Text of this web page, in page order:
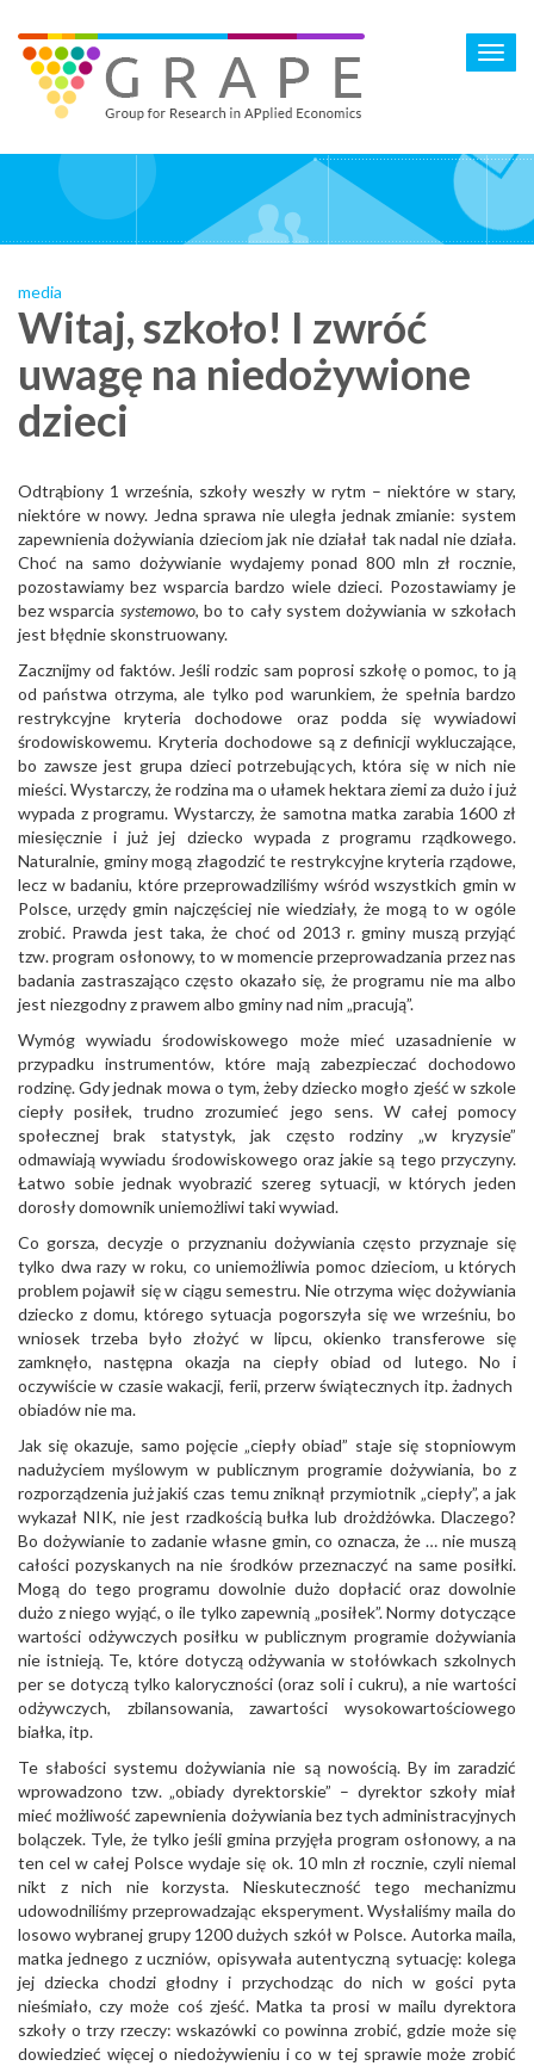
main
content
media
Witaj, szkoło! I zwróć
uwagę na niedożywione
dzieci
Odtrąbiony 1 września, szkoły weszły w rytm – niektóre w stary,
niektóre w nowy. Jedna sprawa nie uległa jednak zmianie: system
zapewnienia dożywiania dzieciom jak nie działał tak nadal nie działa.
Choć na samo dożywianie wydajemy ponad 800 mln zł rocznie,
pozostawiamy bez wsparcia bardzo wiele dzieci. Pozostawiamy je
bez wsparcia systemowo, bo to cały system dożywiania w szkołach
jest błędnie skonstruowany.
Zacznijmy od faktów. Jeśli rodzic sam poprosi szkołę o pomoc, to ją
od państwa otrzyma, ale tylko pod warunkiem, że spełnia bardzo
restrykcyjne kryteria dochodowe oraz podda się wywiadowi
środowiskowemu. Kryteria dochodowe są z definicji wykluczające,
bo zawsze jest grupa dzieci potrzebujących, która się w nich nie
mieści. Wystarczy, że rodzina ma o ułamek hektara ziemi za dużo i już
wypada z programu. Wystarczy, że samotna matka zarabia 1600 zł
miesięcznie i już jej dziecko wypada z programu rządkowego.
Naturalnie, gminy mogą złagodzić te restrykcyjne kryteria rządowe,
lecz w badaniu, które przeprowadziliśmy wśród wszystkich gmin w
Polsce, urzędy gmin najczęściej nie wiedziały, że mogą to w ogóle
zrobić. Prawda jest taka, że choć od 2013 r. gminy muszą przyjąć
tzw. program osłonowy, to w momencie przeprowadzania przez nas
badania zastraszająco często okazało się, że programu nie ma albo
jest niezgodny z prawem albo gminy nad nim „pracują”.
Wymóg wywiadu środowiskowego może mieć uzasadnienie w
przypadku instrumentów, które mają zabezpieczać dochodowo
rodzinę. Gdy jednak mowa o tym, żeby dziecko mogło zjeść w szkole
ciepły posiłek, trudno zrozumieć jego sens. W całej pomocy
społecznej brak statystyk, jak często rodziny „w kryzysie”
odmawiają wywiadu środowiskowego oraz jakie są tego przyczyny.
Łatwo sobie jednak wyobrazić szereg sytuacji, w których jeden
dorosły domownik uniemożliwi taki wywiad.
Co gorsza, decyzje o przyznaniu dożywiania często przyznaje się
tylko dwa razy w roku, co uniemożliwia pomoc dzieciom, u których
problem pojawił się w ciągu semestru. Nie otrzyma więc dożywiania
dziecko z domu, którego sytuacja pogorszyła się we wrześniu, bo
wniosek trzeba było złożyć w lipcu, okienko transferowe się
zamknęło, następna okazja na ciepły obiad od lutego. No i
oczywiście w czasie wakacji, ferii, przerw świątecznych itp. żadnych
obiadów nie ma.
Jak się okazuje, samo pojęcie „ciepły obiad” staje się stopniowym
nadużyciem myślowym w publicznym programie dożywiania, bo z
rozporządzenia już jakiś czas temu zniknął przymiotnik „ciepły”, a jak
wykazał NIK, nie jest rzadkością bułka lub drożdżówka. Dlaczego?
Bo dożywianie to zadanie własne gmin, co oznacza, że … nie muszą
całości pozyskanych na nie środków przeznaczyć na same posiłki.
Mogą do tego programu dowolnie dużo dopłacić oraz dowolnie
dużo z niego wyjąć, o ile tylko zapewnią „posiłek”. Normy dotyczące
wartości odżywczych posiłku w publicznym programie dożywiania
nie istnieją. Te, które dotyczą odżywania w stołówkach szkolnych
per se dotyczą tylko kaloryczności (oraz soli i cukru), a nie wartości
odżywczych, zbilansowania, zawartości wysokowartościowego
białka, itp.
Te słabości systemu dożywiania nie są nowością. By im zaradzić
wprowadzono tzw. „obiady dyrektorskie” – dyrektor szkoły miał
mieć możliwość zapewnienia dożywiania bez tych administracyjnych
bolączek. Tyle, że tylko jeśli gmina przyjęła program osłonowy, a na
ten cel w całej Polsce wydaje się ok. 10 mln zł rocznie, czyli niemal
nikt z nich nie korzysta. Nieskuteczność tego mechanizmu
udowodniliśmy przeprowadzając eksperyment. Wysłaliśmy maila do
losowo wybranej grupy 1200 dużych szkół w Polsce. Autorka maila,
matka jednego z uczniów, opisywała autentyczną sytuację: kolega
jej dziecka chodzi głodny i przychodząc do nich w gości pyta
nieśmiało, czy może coś zjeść. Matka ta prosi w mailu dyrektora
szkoły o trzy rzeczy: wskazówki co powinna zrobić, gdzie może się
dowiedzieć więcej o niedożywieniu i co w tej sprawie może zrobić